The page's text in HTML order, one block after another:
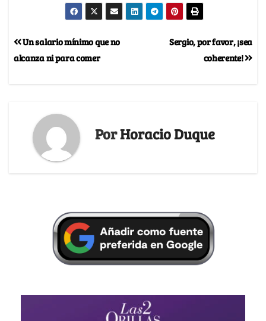
Sergio, por favor, ¡sea
coherente!
Un salario mínimo que no
alcanza ni para comer
PorHoracio Duque